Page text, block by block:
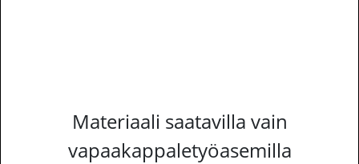
Materiaali saatavilla vain
vapaakappaletyöasemilla